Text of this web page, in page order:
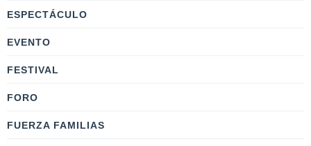
ESPECTÁCULO
EVENTO
FESTIVAL
FORO
FUERZA FAMILIAS